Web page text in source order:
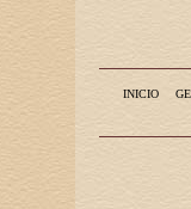
INICIO